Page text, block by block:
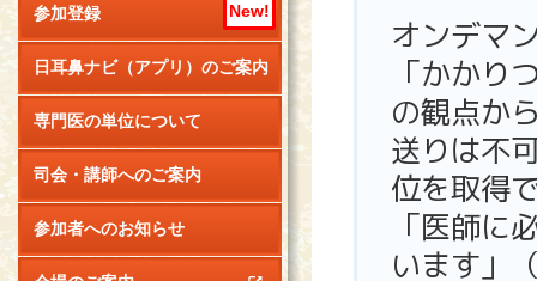
参加登録 New!
日耳鼻ナビ（アプリ）のご案内
専門医の単位について
司会・講師へのご案内
参加者へのお知らせ
オンデマ
「かかり
の観点か
送りは不
位を取得
「医師に
います」